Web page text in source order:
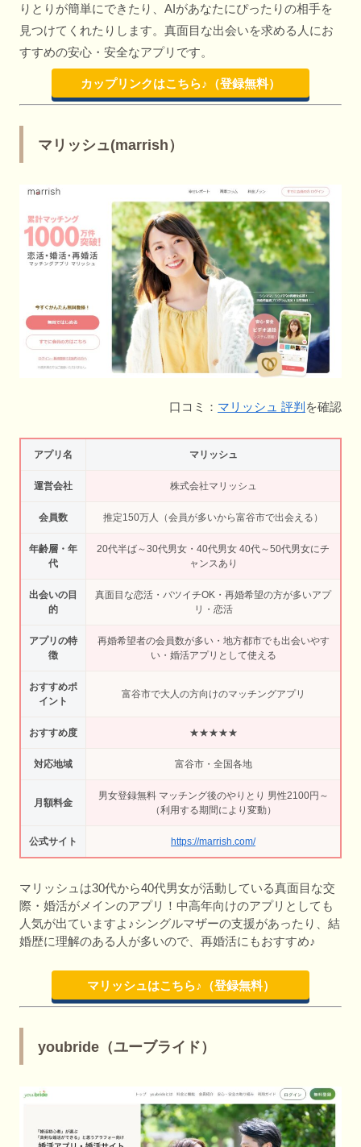
りとりが簡単にできたり、AIがあなたにぴったりの相手を
見つけてくれたりします。真面目な出会いを求める人にお
すすめの安心・安全なアプリです。
カップリンクはこちら♪（登録無料）
マリッシュ(marrish）
口コミ： マリッシュ 評判 を確認
アプリ名 マリッシュ
運営会社 株式会社マリッシュ
会員数 推定150万人（会員が多いから富谷市で出会える）
年齢層・年
代
20代半ば～30代男女・40代男女 40代～50代男女にチ
ャンスあり
出会いの目
的
真面目な恋活・バツイチOK・再婚希望の方が多いアプ
リ・恋活
アプリの特
徴
再婚希望者の会員数が多い・地方都市でも出会いやす
い・婚活アプリとして使える
おすすめポ
イント
富谷市で大人の方向けのマッチングアプリ
おすすめ度 ★★★★★
対応地域 富谷市・全国各地
月額料金
男女登録無料 マッチング後のやりとり 男性2100円～
（利用する期間により変動）
公式サイト https://marrish.com/
マリッシュは30代から40代男女が活動している真面目な交
際・婚活がメインのアプリ！中高年向けのアプリとしても
人気が出ていますよ♪シングルマザーの支援があったり、結
婚歴に理解のある人が多いので、再婚活にもおすすめ♪
マリッシュはこちら♪（登録無料）
youbride（ユーブライド）